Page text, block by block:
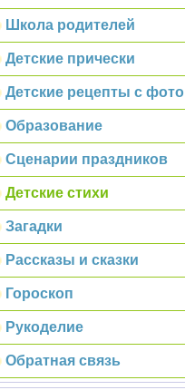
Школа родителей
Детские прически
Детские рецепты с фото
Образование
Сценарии праздников
Детские стихи
Загадки
Рассказы и сказки
Гороскоп
Рукоделие
Обратная связь